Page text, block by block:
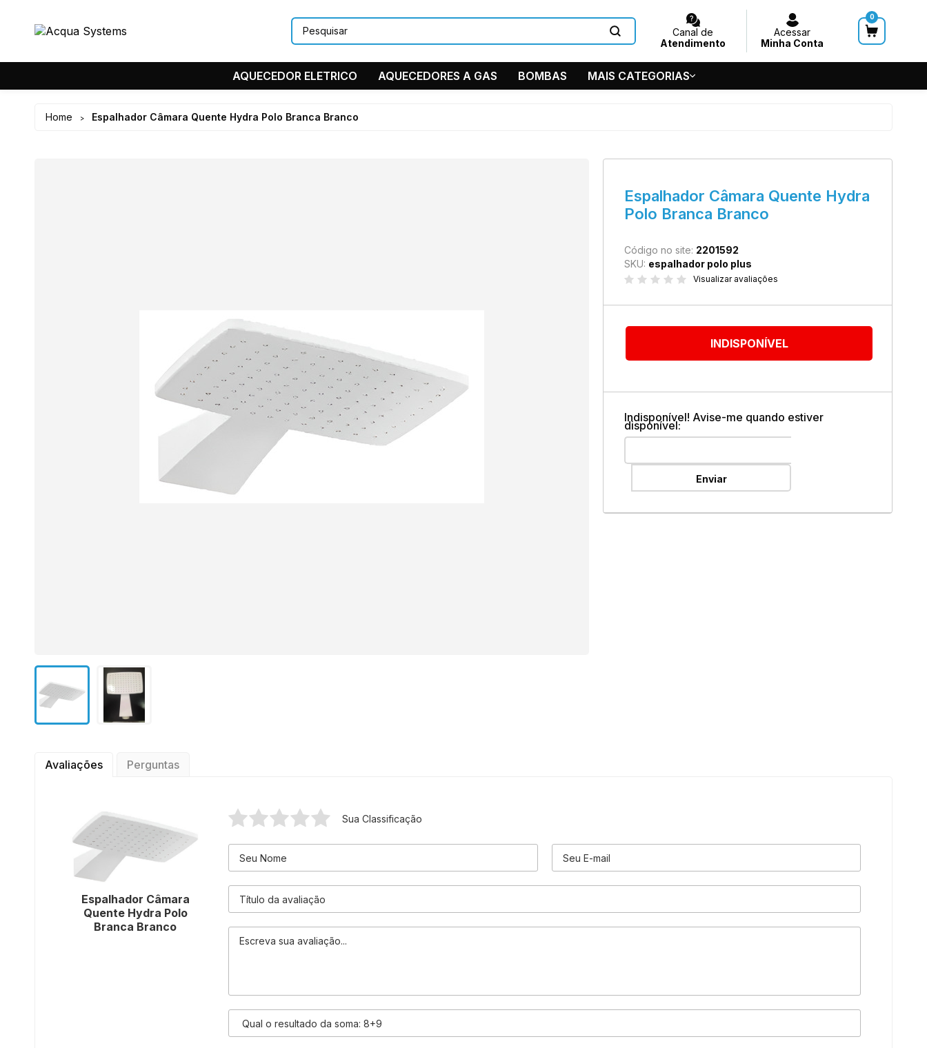
Canal de
Atendimento
11 98845-5686
11 2361-7545
Instagram
Facebook
Acessar
Minha Conta
0
AQUECEDOR ELETRICO AQUECEDORES A GAS BOMBAS MAIS CATEGORIAS
Ventilador de Teto
Home > Espalhador Câmara Quente Hydra Polo Branca Branco
Espalhador Câmara Quente Hydra
Polo Branca Branco
Código no site: 2201592
SKU: espalhador polo plus
Visualizar avaliações
INDISPONÍVEL
Indisponível! Avise-me quando estiver
disponível:
Enviar
Avaliações Perguntas
Espalhador Câmara
Quente Hydra Polo
Branca Branco
Sua Classificação